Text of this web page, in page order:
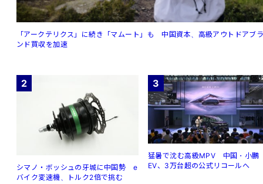
「アークテリクス」に続き「マムート」も 中国資本、高級アウトドアブ
ンド買収を加速
2
シマノ・ボッシュの牙城に中国勢 e
バイク変速機、トルク2倍で挑む
3
猛暑で沈む高級MPV 中国・小鵬
EV、3万台超の公式リコールへ